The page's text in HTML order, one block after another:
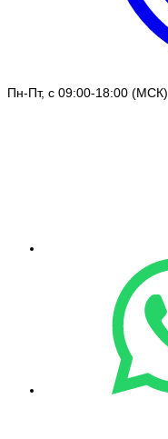
Пн-Пт, с 09:00-18:00 (МСК)